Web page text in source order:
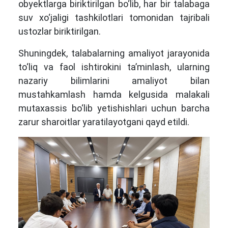
obyektlarga biriktirilgan bo‘lib, har bir talabaga
suv xo‘jaligi tashkilotlari tomonidan tajribali
ustozlar biriktirilgan.
Shuningdek, talabalarning amaliyot jarayonida
to‘liq va faol ishtirokini ta’minlash, ularning
nazariy bilimlarini amaliyot bilan
mustahkamlash hamda kelgusida malakali
mutaxassis bo‘lib yetishishlari uchun barcha
zarur sharoitlar yaratilayotgani qayd etildi.